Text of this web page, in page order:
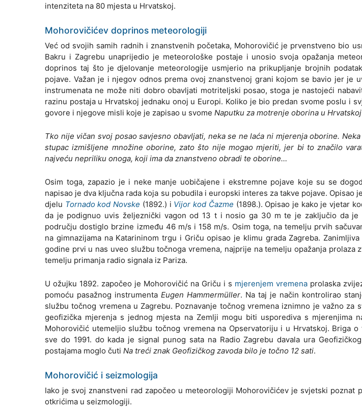
intenziteta na 80 mjesta u Hrvatskoj.
Mohorovičićev doprinos meteorologiji
Već od svojih samih radnih i znanstvenih početaka, Mohorovičić je prvenstveno bio
Bakru i Zagrebu unaprijedio je meteorološke postaje i unosio svoja opažanja
doprinos taj što je djelovanje meteorologije usmjerio na prikupljanje brojnih
pojave. Važan je i njegov odnos prema ovoj znanstvenoj grani kojom se bavio jer je
instrumenata ne može niti dobro obavljati motriteljski posao, stoga je nastojeći
razinu postaja u Hrvatskoj jednaku onoj u Europi. Koliko je bio predan svome poslu i
govore i njegove misli koje je zapisao u svome Naputku za motrenje oborina u
Tko nije vičan svoj posao savjesno obavljati, neka se ne laća ni mjerenja oborine.
stupac izmišljene množine oborine, zato što nije mogao mjeriti, jer bi to značilo
najveću nepriliku onoga, koji ima da znanstveno obradi te oborine…
Osim toga, zapazio je i neke manje uobičajene i ekstremne pojave koje su se
napisao je dva ključna rada koja su pobudila i europski interes za takve pojave. Opisao
djelu Tornado kod Novske (1892.) i Vijor kod Čazme (1898.). Opisao je kako je vjetar
da je podignuo uvis željeznički vagon od 13 t i nosio ga 30 m te je zaključio da je
području dostiglo brzine između 46 m/s i 158 m/s. Osim toga, na temelju prvih
na gimnazijama na Katarininom trgu i Griču opisao je klimu grada Zagreba.
godine prvi u nas uveo službu točnoga vremena, najprije na temelju opažanja prolaza
temelju primanja radio signala iz Pariza.
U ožujku 1892. započeo je Mohorovičić na Griču i s mjerenjem vremena prolaska
pomoću pasažnog instrumenta Eugen Hammermüller. Na taj je način kontrolirao
službu točnog vremena u Zagrebu. Poznavanje točnog vremena iznimno je važno za
geofizička mjerenja s jednog mjesta na Zemlji mogu biti usporediva s mjerenjima
Mohorovičić utemeljio službu točnog vremena na Opservatoriju i u Hrvatskoj. Briga
sve do 1991. do kada je signal punog sata na Radio Zagrebu davala ura
postajama moglo čuti Na treći znak Geofizičkog zavoda bilo je točno 12 sati.
Mohorovičić i seizmologija
Iako je svoj znanstveni rad započeo u meteorologiji Mohorovičićev je svjetski poznat
otkrićima u seizmologiji.